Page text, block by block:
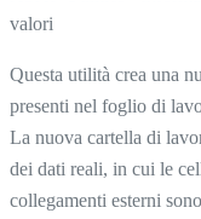
valori
Questa utilità crea una
presenti nel foglio di
La nuova cartella di
dei dati reali, in cui le
collegamenti esterni